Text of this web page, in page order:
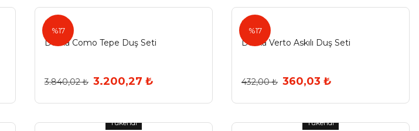
%17
Duxxa
Duxxa Como Tepe Duş Seti
3.840,02 ₺ 3.200,27 ₺
%17
Duxxa
Duxxa Verto Askılı Duş Seti
432,00 ₺ 360,03 ₺
Tükendi Tükendi